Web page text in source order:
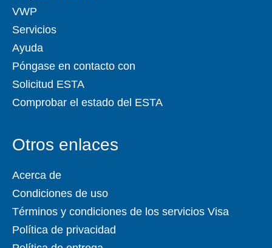
VWP
Servicios
Ayuda
Póngase en contacto con
Solicitud ESTA
Comprobar el estado del ESTA
Otros enlaces
Acerca de
Condiciones de uso
Términos y condiciones de los servicios Visa
Política de privacidad